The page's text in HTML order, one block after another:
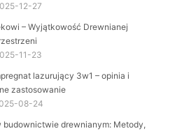
12-27
– Wyjątkowość Drewnianej
11-23
lazurujący 3w1 – opinia i
zastosowanie
08-24
drewnianym: Metody,